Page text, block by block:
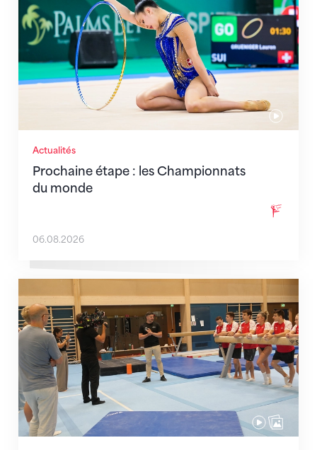
Actualités
Prochaine étape : les Championnats
du monde
06.08.2026
En route pour Zagreb avec des objectifs clairs